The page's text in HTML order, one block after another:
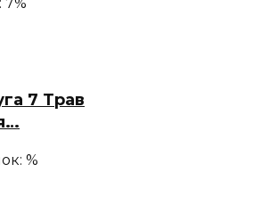
7 Трав
%